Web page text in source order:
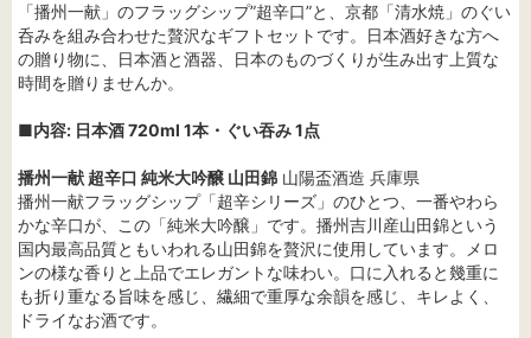
「播州一献」のフラッグシップ”超辛口”と、京都「清水焼」のぐい
呑みを組み合わせた贅沢なギフトセットです。日本酒好きな方へ
の贈り物に、日本酒と酒器、日本のものづくりが生み出す上質な
時間を贈りませんか。
■内容: 日本酒 720ml 1本・ぐい吞み 1点
播州一献 超辛口 純米大吟醸 山田錦 山陽盃酒造 兵庫県
播州一献フラッグシップ「超辛シリーズ」のひとつ、一番やわら
かな辛口が、この「純米大吟醸」です。播州吉川産山田錦という
国内最高品質ともいわれる山田錦を贅沢に使用しています。メロ
ンの様な香りと上品でエレガントな味わい。口に入れると幾重に
も折り重なる旨味を感じ、繊細で重厚な余韻を感じ、キレよく、
ドライなお酒です。